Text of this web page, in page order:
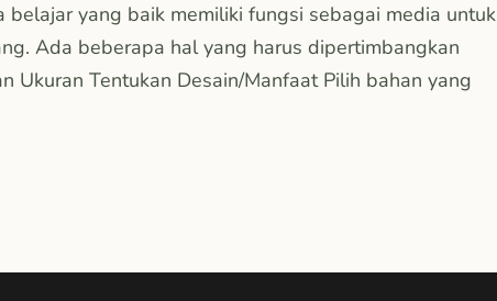
yang baik memiliki fungsi sebagai media untuk
Ada beberapa hal yang harus dipertimbangkan
Ukuran Tentukan Desain/Manfaat Pilih bahan yang